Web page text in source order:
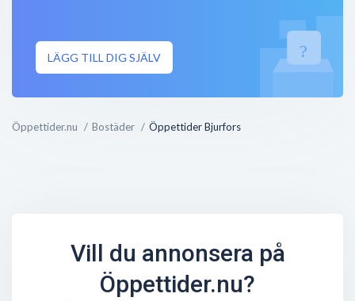
Öppettider.nu Bostäder Öppettider Bjurfors
LÄGG TILL DIG SJÄLV
Bjurfors
Vill du annonsera på
Öppettider.nu?